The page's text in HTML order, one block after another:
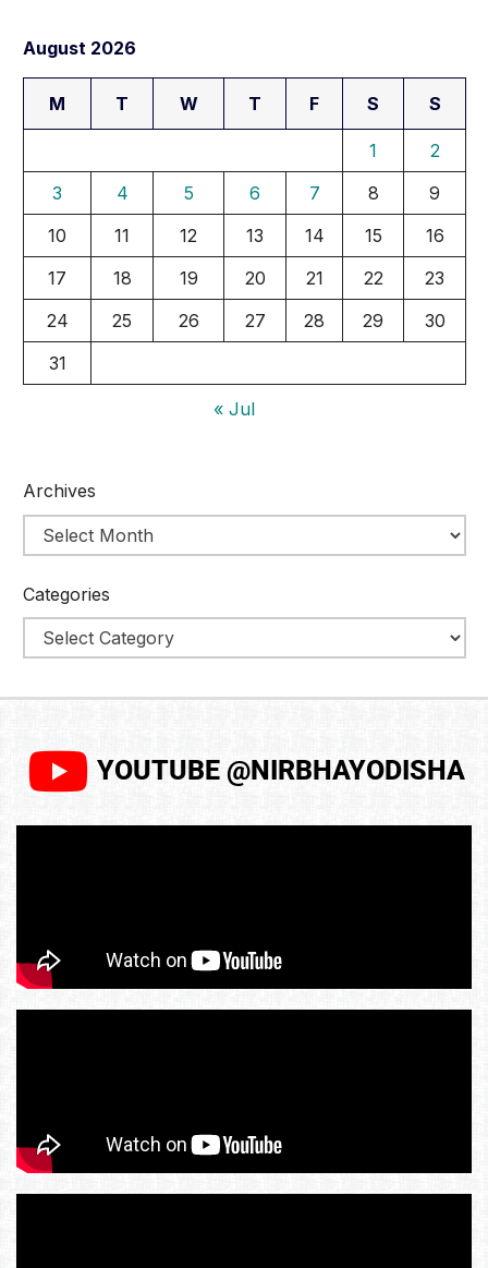
August 2026
M T W T F S S
1
2
3
4 5 6 7 8
9
10
11 12 13 14 15
16
17
18 19 20 21 22
23
24
25 26 27 28 29
30
31
« Jul
Archives
Categories
YOUTUBE @NIRBHAYODISHA